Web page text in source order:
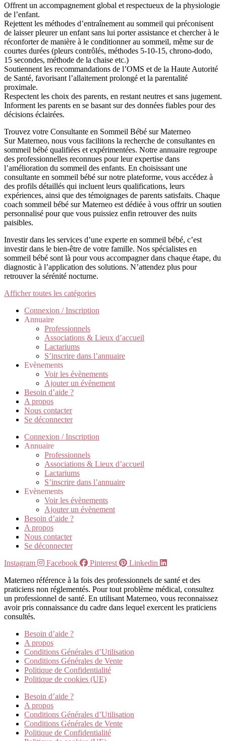
Offrent un accompagnement global et respectueux de la physiologie
de l’enfant.
Rejettent les méthodes d’entraînement au sommeil qui préconisent
de laisser pleurer un enfant sans lui porter assistance et chercher à le
réconforter de manière à le conditionner au sommeil, même sur de
courtes durées (pleurs contrôlés, méthodes 5-10-15, chrono-dodo,
15 secondes, méthode de la chaise etc.)
Soutiennent les recommandations de l’OMS et de la Haute Autorité
de Santé, favorisant l’allaitement prolongé et la parentalité
proximale.
Respectent les choix des parents, en restant neutres et sans jugement.
Informent les parents en se basant sur des données fiables pour des
décisions éclairées.
Trouvez votre Consultante en Sommeil Bébé sur Materneo
Sur Materneo, nous vous facilitons la recherche de consultantes en
sommeil bébé qualifiées et expérimentées. Notre annuaire regroupe
des professionnelles reconnues pour leur expertise dans
l’amélioration du sommeil des enfants. En choisissant une
consultante en sommeil bébé sur notre plateforme, vous accédez à
des profils détaillés qui incluent leurs qualifications, leurs
expériences, ainsi que des témoignages de parents satisfaits. Chaque
coach sommeil bébé sur Materneo est dédiée à vous offrir un soutien
personnalisé pour que vous puissiez enfin retrouver des nuits
paisibles.
Investir dans les services d’une experte en sommeil bébé, c’est
investir dans le bien-être de votre famille. Nos spécialistes en
sommeil bébé sont là pour vous accompagner dans chaque étape, du
diagnostic à l’application des solutions. N’attendez plus pour
retrouver la sérénité nocturne.
Afficher toutes les catégories
Connexion / Inscription
Annuaire
Professionnels
Associations & Lieux d’accueil
Lactariums
S’inscrire dans l’annuaire
Evènements
Voir les évènements
Ajouter un évènement
Besoin d’aide ?
A propos
Nous contacter
Se déconnecter
Connexion / Inscription
Annuaire
Professionnels
Associations & Lieux d’accueil
Lactariums
S’inscrire dans l’annuaire
Evènements
Voir les évènements
Ajouter un évènement
Besoin d’aide ?
A propos
Nous contacter
Se déconnecter
Instagram
Facebook Pinterest
Linkedin
Materneo référence à la fois des professionnels de santé et des
praticiens non réglementés. Pour tout problème médical, consultez
un professionnel de santé. En utilisant Materneo, vous reconnaissez
avoir pris connaissance du cadre dans lequel exercent les praticiens
consultés.
Besoin d’aide ?
A propos
Conditions Générales d’Utilisation
Conditions Générales de Vente
Politique de Confidentialité
Politique de cookies (UE)
Besoin d’aide ?
A propos
Conditions Générales d’Utilisation
Conditions Générales de Vente
Politique de Confidentialité